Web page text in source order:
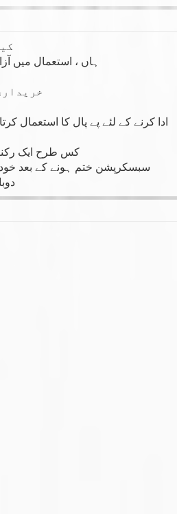
1.
ہاں ، استعمال میں
ادا کرنے کے لئے پے پال کا استعمال
4 کس طرح ایک
سبسکرپشن ختم ہونے کے بعد